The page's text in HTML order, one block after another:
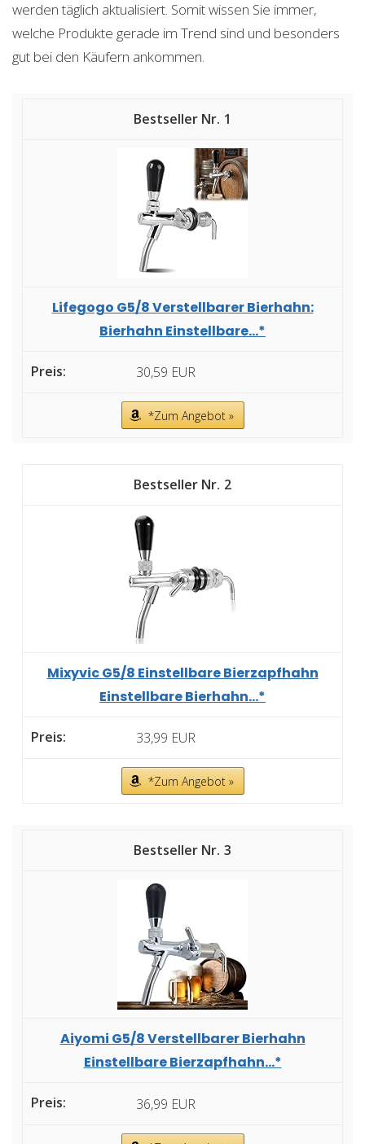
werden täglich aktualisiert. Somit wissen Sie immer,
welche Produkte gerade im Trend sind und besonders
gut bei den Käufern ankommen.
1
Lifegogo G5/8 Verstellbarer Bierhahn:
Bierhahn Einstellbare...*
30,59 EUR
*Zum Angebot »
2
Mixyvic G5/8 Einstellbare Bierzapfhahn
Einstellbare Bierhahn...*
33,99 EUR
*Zum Angebot »
3
Aiyomi G5/8 Verstellbarer Bierhahn
Einstellbare Bierzapfhahn...*
36,99 EUR